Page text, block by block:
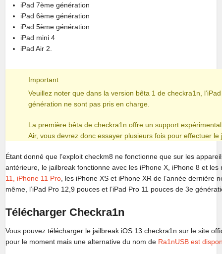
iPad 7ème génération
iPad 6ème génération
iPad 5ème génération
iPad mini 4
iPad Air 2.
Important
Veuillez noter que dans la version bêta 1 de checkra1n,
génération ne sont pas pris en charge.
La première bêta de checkra1n offre un support
Air, vous devrez donc essayer plusieurs fois pour effectuer le
Étant donné que l’exploit checkm8 ne fonctionne que sur les
antérieure, le jailbreak fonctionne avec les iPhone X, iPhone 8 et
11, iPhone 11 Pro , les iPhone XS et iPhone XR de l’année
même, l’iPad Pro 12,9 pouces et l’iPad Pro 11 pouces de 3e
Télécharger Checkra1n
Vous pouvez télécharger le jailbreak iOS 13 checkra1n sur le site
pour le moment mais une alternative du nom de Ra1nUSB est